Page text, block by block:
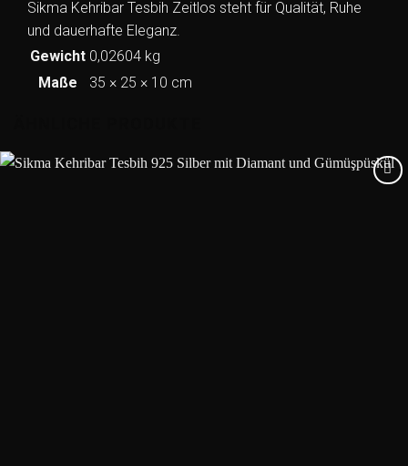
Sikma Kehribar Tesbih Zeitlos steht für Qualität, Ruhe
und dauerhafte Eleganz.
Gewicht 0,02604 kg
Maße
35 × 25 × 10 cm